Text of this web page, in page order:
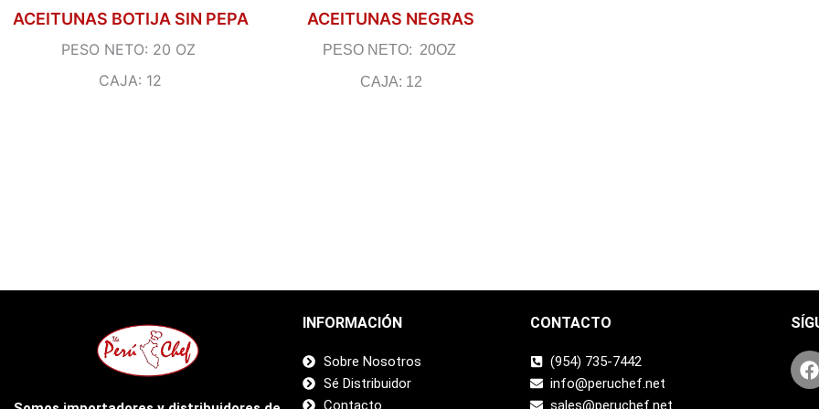
ACEITUNAS BOTIJA SIN PEPA
PESO NETO: 20 OZ
CAJA: 12
ACEITUNAS NEGRAS
PESO NETO: 20OZ
CAJA: 12
INFORMACIÓN
Sobre Nosotros
Sé Distribuidor
Contacto
CONTACTO
(954) 735-7442
info@peruchef.net
sales@peruchef.net
F
a